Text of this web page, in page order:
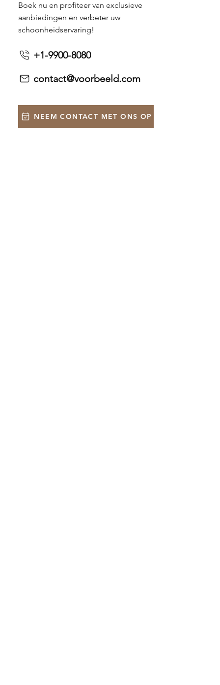
Boek nu en profiteer van exclusieve
aanbiedingen en verbeter uw
schoonheidservaring!
+1-9900-8080
contact@voorbeeld.com
NEEM CONTACT MET ONS OP